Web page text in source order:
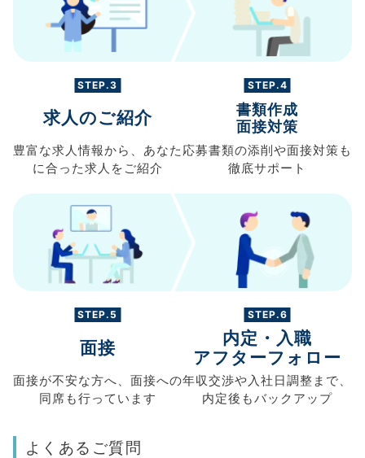
STEP.3
求人のご紹介
豊富な求人情報から、 あなた
に合った求人を ご紹介
STEP.4
書類作成
面接対策
応募書類の添削や面接対策も
徹底サポート
STEP.5
面接
面接が不安な方へ、 面接への
同席も行っています
STEP.6
内定・入職
アフターフォロー
年収交渉や入社日調整まで、
内定後もバックアップ
よくあるご質問